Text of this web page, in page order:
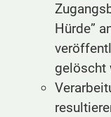
Hürde”
gelöscht